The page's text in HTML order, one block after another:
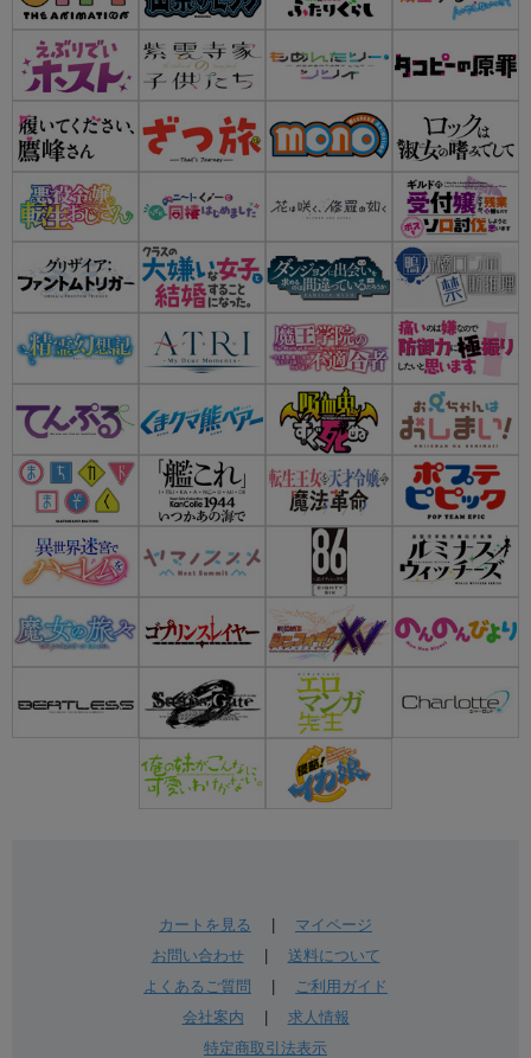
カートを見る
マイページ
お問い合わせ| 送料について
よくあるご質問
ご利用ガイド
会社案内
求人情報
特定商取引法表示